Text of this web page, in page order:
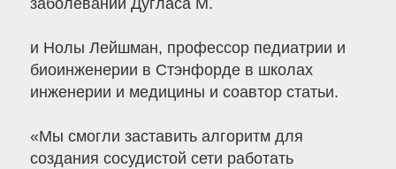
заболеваний Дугласа М.
и Нолы Лейшман, профессор педиатрии и
биоинженерии в Стэнфорде в школах
инженерии и медицины и соавтор статьи.
«Мы смогли заставить алгоритм для
создания сосудистой сети работать